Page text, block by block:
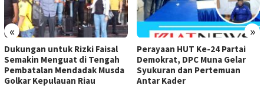
« »
Dukungan untuk Rizki Faisal
Semakin Menguat di Tengah
Pembatalan Mendadak Musda
Golkar Kepulauan Riau
Perayaan HUT Ke-24 Partai
Demokrat, DPC Muna Gelar
Syukuran dan Pertemuan
Antar Kader